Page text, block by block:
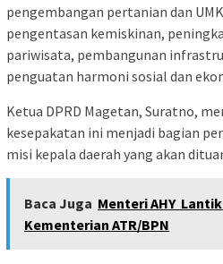
pengembangan pertanian dan
pengentasan kemiskinan,
pariwisata, pembangunan
penguatan harmoni sosial dan
Ketua DPRD Magetan, Suratno,
kesepakatan ini menjadi bagian
misi kepala daerah yang akan
Baca Juga Menteri AHY
Kementerian ATR/BPN